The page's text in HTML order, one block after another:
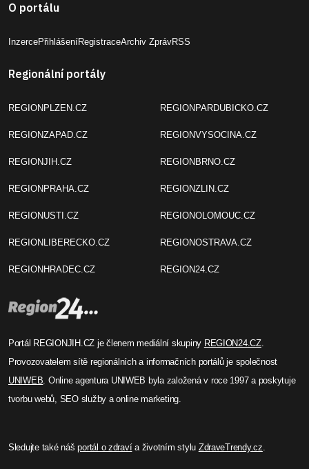
O portálu
InzercePřihlášeníRegistraceArchiv ZprávRSS
Regionální portály
REGIONPLZEN.CZ
REGIONZAPAD.CZ
REGIONJIH.CZ
REGIONPRAHA.CZ
REGIONUSTI.CZ
REGIONLIBERECKO.CZ
REGIONHRADEC.CZ
REGIONPARDUBICKO.CZ
REGIONVYSOCINA.CZ
REGIONBRNO.CZ
REGIONZLIN.CZ
REGIONOLOMOUC.CZ
REGIONOSTRAVA.CZ
REGION24.CZ
Portál REGIONJIH.CZ je členem mediální skupiny REGION24.CZ.
Provozovatelem sítě regionálních a informačních portálů je společnost
UNIWEB. Online agentura UNIWEB byla založená v roce 1997 a poskytuje
tvorbu webů, SEO služby a online marketing.
Sledujte také nášportál o zdravía životním stylu ZdraveTrendy.cz.